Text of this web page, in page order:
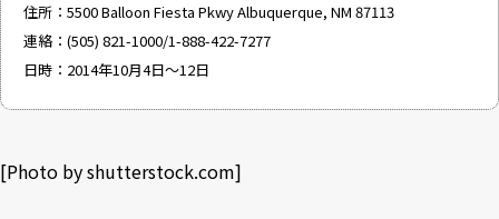
住所：5500 Balloon Fiesta Pkwy Albuquerque, NM 87113
連絡：(505) 821-1000/1-888-422-7277
日時：2014年10月4日～12日
[Photo byshutterstock.com]